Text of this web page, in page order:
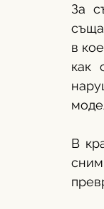
За
в
как
В